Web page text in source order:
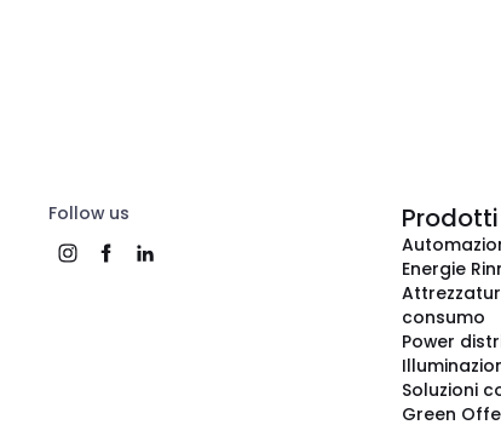
Follow us
Energie
consumo
Power
Soluzioni
Green